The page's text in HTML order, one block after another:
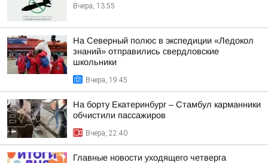
Вчера, 13:55
На Северный полюс в экспедиции «Ледокол
знаний» отправились свердловские
школьники
Вчера, 19:45
На борту Екатеринбург – Стамбул карманники
обчистили пассажиров
Вчера, 22:40
Главные новости уходящего четверга